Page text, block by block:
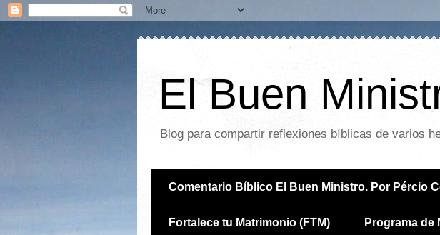
El Buen
Blog para compartir reflexiones bíblicas de varios
Comentario Bíblico El Buen Ministro. Por Pércio
Fortalece tu Matrimonio (FTM) Programa de